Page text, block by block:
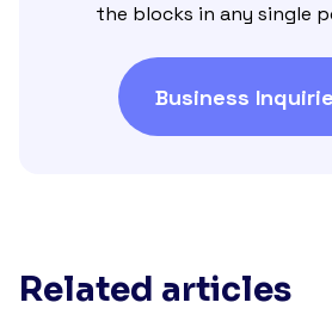
the blocks in any single
Business
Related articles